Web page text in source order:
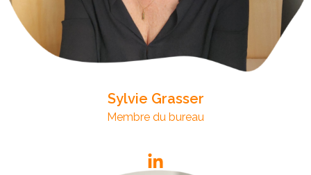
Sylvie Grasser
Membre du bureau